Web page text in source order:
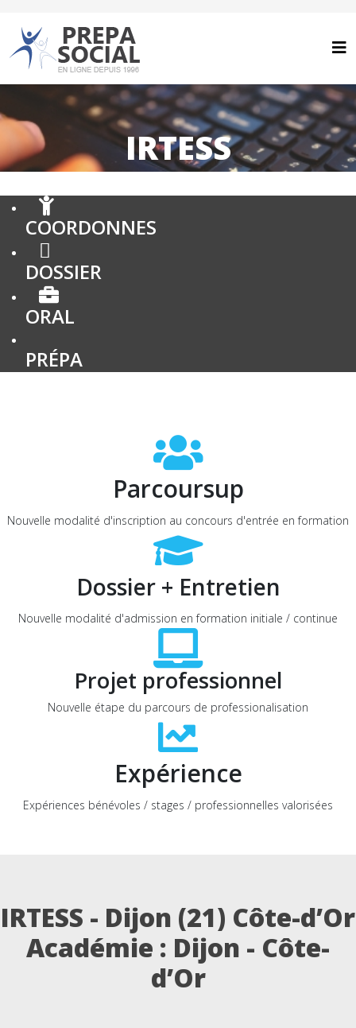
IRTESS
COORDONNES
DOSSIER
ORAL
PRÉPA
Parcoursup
Nouvelle modalité d'inscription au concours d'entrée en formation
Dossier + Entretien
Nouvelle modalité d'admission en formation initiale / continue
Projet professionnel
Nouvelle étape du parcours de professionalisation
Expérience
Expériences bénévoles / stages / professionnelles valorisées
IRTESS - Dijon (21) Côte-d’Or
Académie : Dijon - Côte-
d’Or